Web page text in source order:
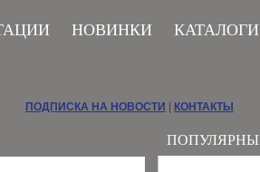
НОВИНКИ КАТАЛОГИ
ПОДПИСКА НА НОВОСТИ КОНТАКТЫ